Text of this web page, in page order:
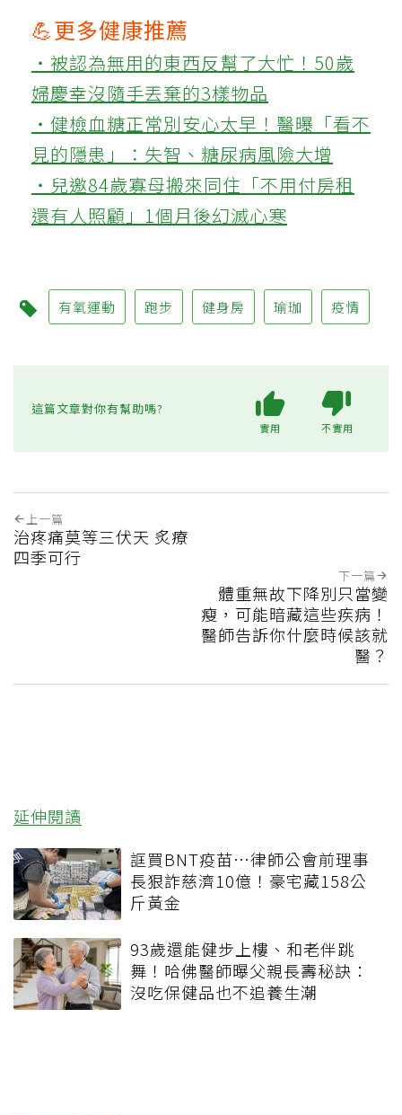
💪更多健康推薦
‧被認為無用的東西反幫了大忙！50歲
婦慶幸沒隨手丟棄的3樣物品
‧健檢血糖正常別安心太早！醫曝「看不
見的隱患」：失智、糖尿病風險大增
‧兒邀84歲寡母搬來同住「不用付房租
還有人照顧」1個月後幻滅心寒
有氧運動 跑步 健身房 瑜珈 疫情
這篇文章對你有幫助嗎?
實用 不實用
上一篇
治疼痛莫等三伏天 炙療
四季可行
下一篇
體重無故下降別只當變
瘦，可能暗藏這些疾病！
醫師告訴你什麼時候該就
醫？
延伸閱讀
誆買BNT疫苗…律師公會前理事
長狠詐慈濟10億！豪宅藏158公
斤黃金
93歲還能健步上樓、和老伴跳
舞！哈佛醫師曝父親長壽秘訣：
沒吃保健品也不追養生潮